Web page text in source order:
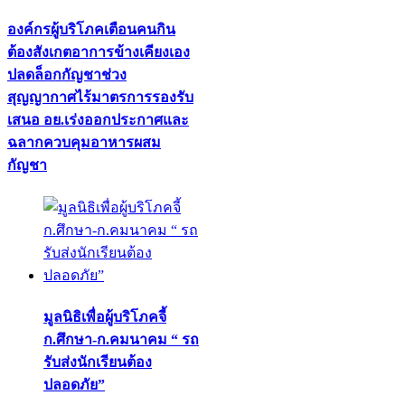
องค์กรผู้บริโภคเตือนคนกิน
ต้องสังเกตอาการข้างเคียงเอง
ปลดล็อกกัญชาช่วง
สุญญากาศไร้มาตรการรองรับ
เสนอ อย.เร่งออกประกาศและ
ฉลากควบคุมอาหารผสม
กัญชา
มูลนิธิเพื่อผู้บริโภคจี้
ก.ศึกษา-ก.คมนาคม “ รถ
รับส่งนักเรียนต้อง
ปลอดภัย”